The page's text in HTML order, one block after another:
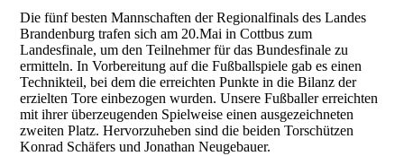
Die fünf besten Mannschaften der Regionalfinals des Landes
Brandenburg trafen sich am 20.Mai in Cottbus zum
Landesfinale, um den Teilnehmer für das Bundesfinale zu
ermitteln. In Vorbereitung auf die Fußballspiele gab es einen
Technikteil, bei dem die erreichten Punkte in die Bilanz der
erzielten Tore einbezogen wurden. Unsere Fußballer erreichten
mit ihrer überzeugenden Spielweise einen ausgezeichneten
zweiten Platz. Hervorzuheben sind die beiden Torschützen
Konrad Schäfers und Jonathan Neugebauer.